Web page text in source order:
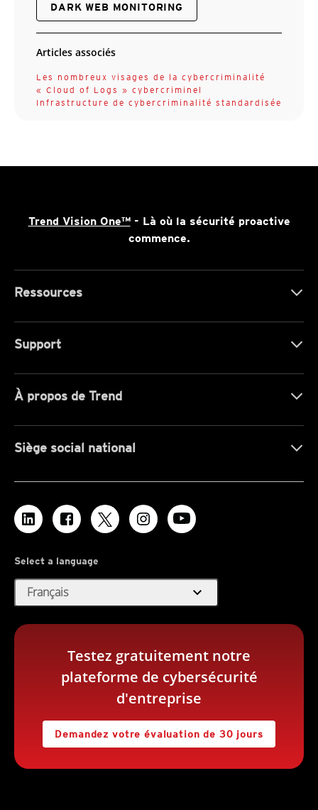
DARK WEB MONITORING
Articles associés
Les nombreux visages de la cybercriminalité
« Cloud of Logs » cybercriminel
Infrastructure de cybercriminalité standardisée
Trend Vision One™- Là où la sécurité proactive
commence.
Ressources
Support
À propos de Trend
Siège social national
Select a language
Français expand_more
Testez gratuitement notre
plateforme de cybersécurité
d'entreprise
Demandez votre évaluation de 30 jours